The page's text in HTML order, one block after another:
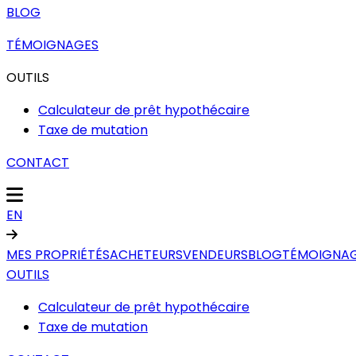
BLOG
TÉMOIGNAGES
OUTILS
Calculateur de prêt hypothécaire
Taxe de mutation
CONTACT
EN
MES PROPRIÉTÉSACHETEURSVENDEURSBLOG
OUTILS
Calculateur de prêt hypothécaire
Taxe de mutation